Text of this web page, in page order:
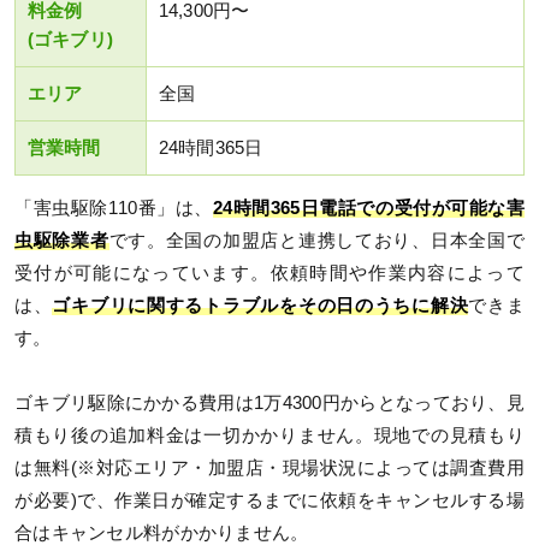
料金例
(ゴキブリ)
14,300円〜
エリア 全国
営業時間 24時間365日
「害虫駆除110番」は、 24時間365日電話での受付が可能な害
虫駆除業者です。全国の加盟店と連携しており、日本全国で
受付が可能になっています。依頼時間や作業内容によって
は、ゴキブリに関するトラブルをその日のうちに解決できま
す。
ゴキブリ駆除にかかる費用は1万4300円からとなっており、見
積もり後の追加料金は一切かかりません。現地での見積もり
は無料(※対応エリア・加盟店・現場状況によっては調査費用
が必要)で、作業日が確定するまでに依頼をキャンセルする場
合はキャンセル料がかかりません。